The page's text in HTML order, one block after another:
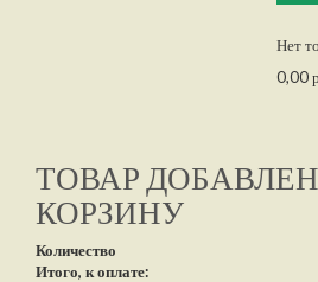
Нет
0,00
ТОВАР
КОРЗИНУ
Количество
Итого, к оплате: